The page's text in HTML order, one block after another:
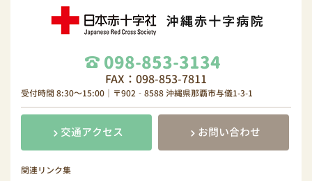
098-853-3134
FAX：098-853-7811
受付時間 8:30～15:00｜〒902‐8588 沖縄県那覇市与儀1-3-1
交通アクセス お問い合わせ
関連リンク集